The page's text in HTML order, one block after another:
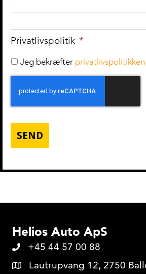
Privatlivspolitik *
Jeg bekræfter privatlivspolitikken
P
H
Helios Auto ApS
+45 44 57 00 88
Lautrupvang 12, 2750